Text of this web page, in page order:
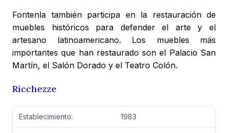
Fontenla también participa en la restauración de
muebles históricos para defender el arte y el
artesano latinoamericano. Los muebles más
importantes que han restaurado son el Palacio San
Martín, el Salón Dorado y el Teatro Colón.
Ricchezze
Establecimiento: 1983